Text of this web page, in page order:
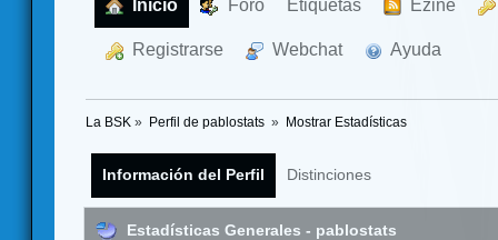
Inicio Foro Etiquetas Ezine
Registrarse Webchat Ayuda
La BSK » Perfil de pablostats » Mostrar Estadísticas
Información del Perfil Distinciones
Estadísticas Generales - pablostats